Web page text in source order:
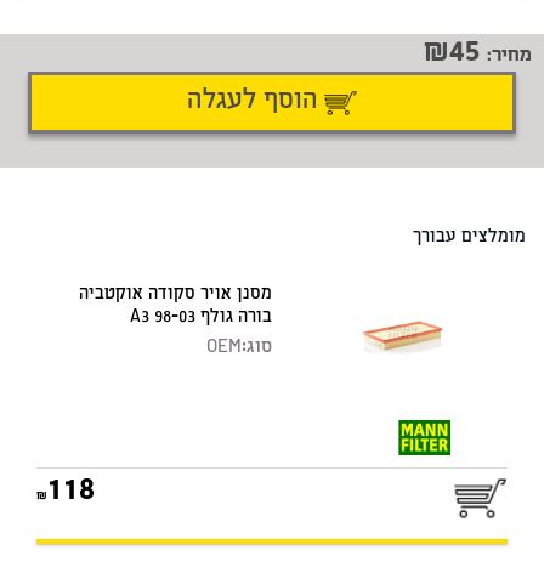
שתף דיווח על טעות
מחיר: 45
הוסף לעגלה
מומלצים עבורך
מסנן אויר סקודה אוקטביה
בורה גולף 98-03 A3
סוג:OEM
118